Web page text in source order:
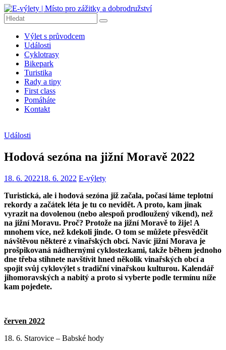
Přeskočit
na
obsah
E-
výlety
Místo
pro
zážitky
dobrodružství
výlety
Dobrodružné
výlety
kolech,
turistiku,
tipy
na
výlety,
cyklotrasy,
bike
parky,
zajímavá
turistická
místa,
výlety
průvodcem
Výlet s průvodcem
Události
Cyklotrasy
Bikepark
Turistika
Rady a tipy
First class
Pomáháte
Kontakt
Události
Hodová sezóna na jižní Moravě 2022
18. 6. 202218. 6. 2022 E-výlety
Turistická, ale i hodová sezóna již začala, počasí láme teplotní
rekordy a začátek léta je tu co nevidět. A proto, kam jinak
vyrazit na dovolenou (nebo alespoň prodloužený víkend), než
na jižní Moravu. Proč? Protože na jižní Moravě to žije! A
mnohem více, než kdekoli jinde. O tom se můžete přesvědčit
návštěvou některé z vinařských obcí. Navíc jižní Morava je
prošpikovaná nádhernými cyklostezkami, takže během jednoho
dne třeba stihnete navštívit hned několik vinařských obcí a
spojit svůj cyklovýlet s tradiční vinařskou kulturou. Kalendář
jihomoravských a nabitý a proto si vyberte podle termínu níže
kam pojedete.
červen 2022
18. 6. Starovice – Babské hody